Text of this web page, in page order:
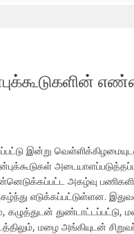
இன்று
அகழ்வு
எடுக்கப்பட்டுள்ளன.
கழுத்துடன்
மழை அங்கியுடன்